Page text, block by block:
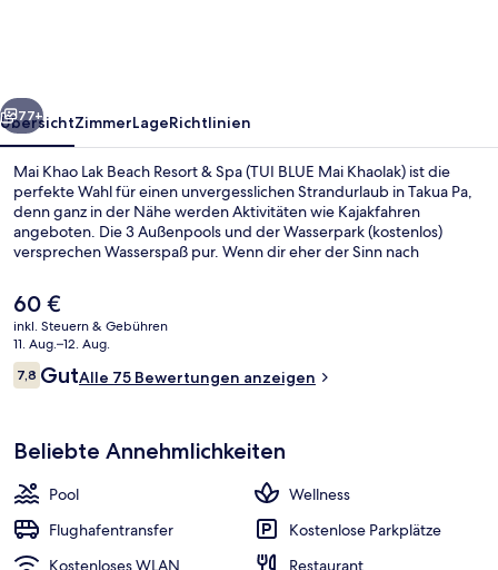
Spa
(TUI
BLUE
Mai
Khaolak)
Weiter
77+
ÜbersichtZimmerLageRichtlinien
Mai Khao Lak Beach Resort & Spa (TUI BLUE Mai Khaolak) ist die
perfekte Wahl für einen unvergesslichen Strandurlaub in Takua Pa,
denn ganz in der Nähe werden Aktivitäten wie Kajakfahren
angeboten. Die 3 Außenpools und der Wasserpark (kostenlos)
versprechen Wasserspaß pur. Wenn dir eher der Sinn nach
Massagen, Gesichtsbehandlungen und Aromatherapie verwöhnen
lassen. The Mangrove, eins von 6 Restaurants, serviert
internationale Küche und ist zum Frühstück geöffnet. Weitere
Highlights sind 2 Bars/Lounges, eine Poolbar und
Fitnessmöglichkeiten.
Der
aktuelle
Preis
beträgt
60 €.
60 €
inkl. Steuern & Gebühren
11. Aug.–12. Aug.
Bewertungen
7,87,8 von 10.
GutAlle 75 Bewertungen anzeigen
Beliebte Annehmlichkeiten
Pool
Wellness
Flughafentransfer
Kostenlose Parkplätze
Kostenloses WLAN
Restaurant